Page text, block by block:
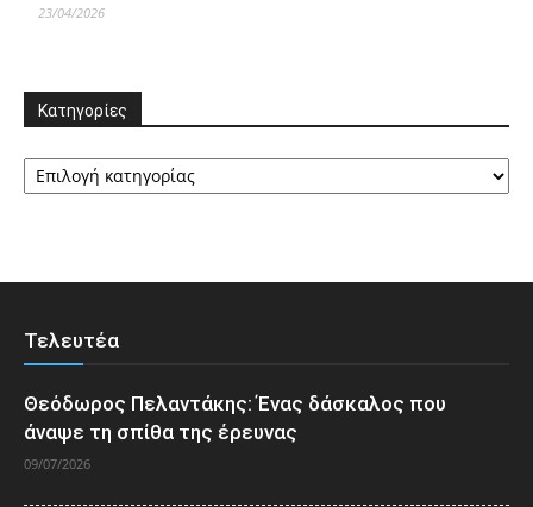
23/04/2026
Κατηγορίες
Κατηγορίες
Τελευτέα
Θεόδωρος Πελαντάκης: Ένας δάσκαλος που
άναψε τη σπίθα της έρευνας
09/07/2026